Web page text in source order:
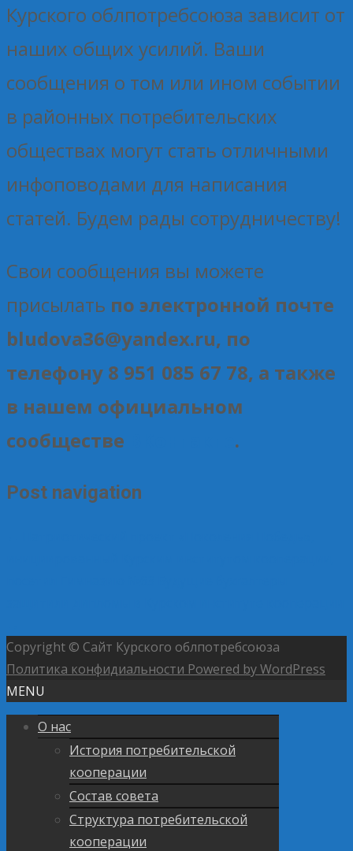
Курского облпотребсоюза зависит от
наших общих усилий. Ваши
сообщения о том или ином событии
в районных потребительских
обществах могут стать отличными
инфоповодами для написания
статей. Будем рады сотрудничеству!
Свои сообщения вы можете
присылать по электронной почте
bludova36@yandex.ru, по
телефону 8 951 085 67 78, а также
в нашем официальном
сообществе
.
Post navigation
Copyright © Сайт Курского облпотребсоюза
Политика конфидиальности Powered by WordPress
MENU
О нас
История потребительской
кооперации
Состав совета
Структура потребительской
кооперации